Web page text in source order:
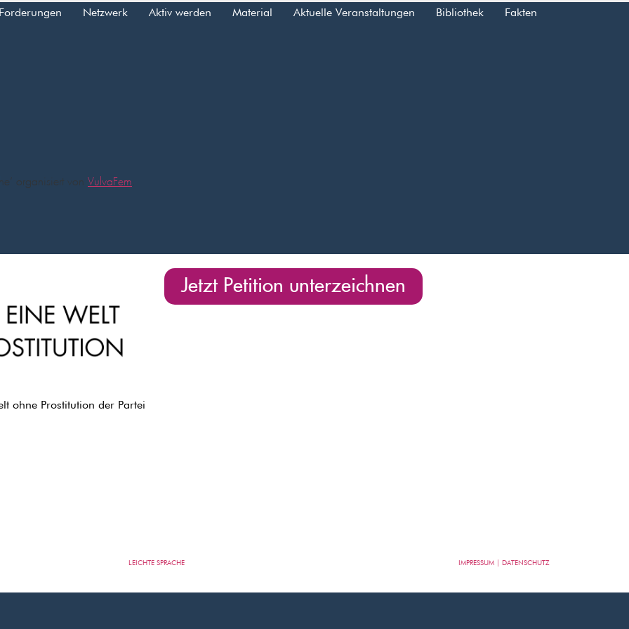
Forderungen Netzwerk Aktiv werden Material Aktuelle Veranstaltungen Bibliothek Fakten
organisiert von VulvaFem.
ohne Prostitution der Partei
Jetzt Petition unterzeichnen
LEICHTE SPRACHE IMPRESSUM | DATENSCHUTZ